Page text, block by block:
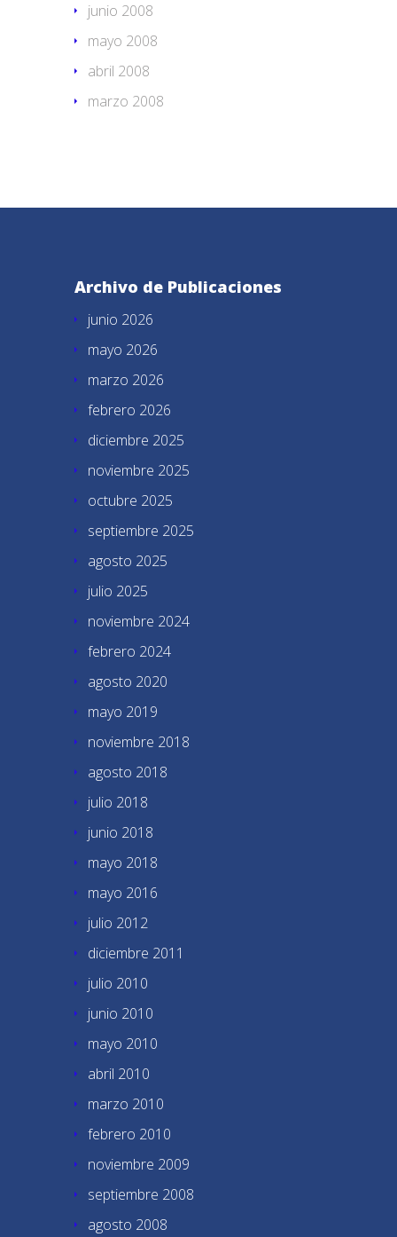
junio 2008
mayo 2008
abril 2008
marzo 2008
Archivo de Publicaciones
junio 2026
mayo 2026
marzo 2026
febrero 2026
diciembre 2025
noviembre 2025
octubre 2025
septiembre 2025
agosto 2025
julio 2025
noviembre 2024
febrero 2024
agosto 2020
mayo 2019
noviembre 2018
agosto 2018
julio 2018
junio 2018
mayo 2018
mayo 2016
julio 2012
diciembre 2011
julio 2010
junio 2010
mayo 2010
abril 2010
marzo 2010
febrero 2010
noviembre 2009
septiembre 2008
agosto 2008